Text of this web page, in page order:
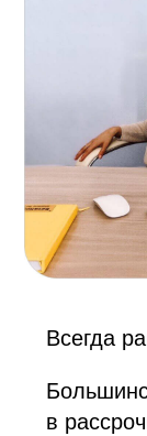
Всегда
в